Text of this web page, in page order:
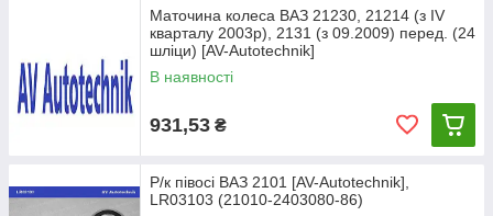
Маточина колеса ВАЗ 21230, 21214 (з IV
кварталу 2003р), 2131 (з 09.2009) перед. (24
шліци) [AV-Autotechnik]
В наявності
931,53 ₴
Р/к півосі ВАЗ 2101 [AV-Autotechnik],
LR03103 (21010-2403080-86)